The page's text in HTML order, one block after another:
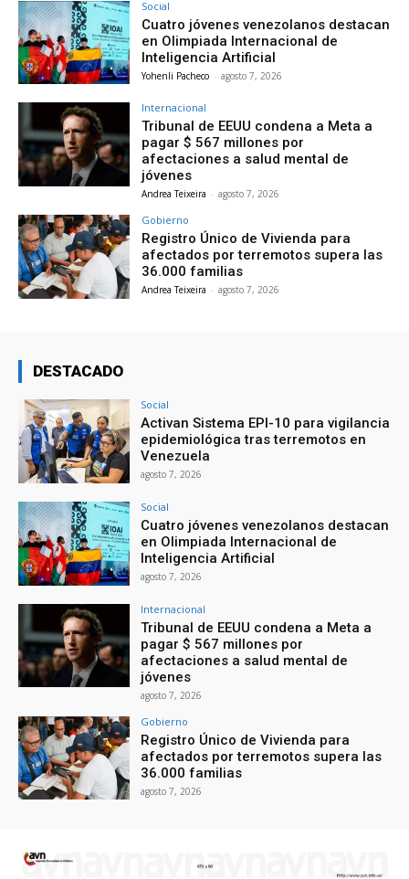
Social
Cuatro jóvenes venezolanos destacan
en Olimpiada Internacional de
Inteligencia Artificial
Yohenli Pacheco - agosto 7, 2026
Internacional
Tribunal de EEUU condena a Meta a
pagar $ 567 millones por
afectaciones a salud mental de
jóvenes
Andrea Teixeira - agosto 7, 2026
Gobierno
Registro Único de Vivienda para
afectados por terremotos supera las
36.000 familias
Andrea Teixeira - agosto 7, 2026
DESTACADO
Social
Activan Sistema EPI-10 para vigilancia
epidemiológica tras terremotos en
Venezuela
agosto 7, 2026
Social
Cuatro jóvenes venezolanos destacan
en Olimpiada Internacional de
Inteligencia Artificial
agosto 7, 2026
Internacional
Tribunal de EEUU condena a Meta a
pagar $ 567 millones por
afectaciones a salud mental de
jóvenes
agosto 7, 2026
Gobierno
Registro Único de Vivienda para
afectados por terremotos supera las
36.000 familias
agosto 7, 2026